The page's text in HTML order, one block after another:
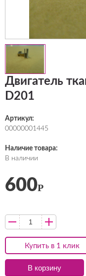
Двигатель
D201
Артикул:
00000001445
Наличие товара:
В наличии
Купить в 1 клик
600Р
В корзину